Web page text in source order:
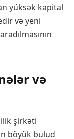
yüksək kapital
və yeni
və
şirkəti
böyük bulud